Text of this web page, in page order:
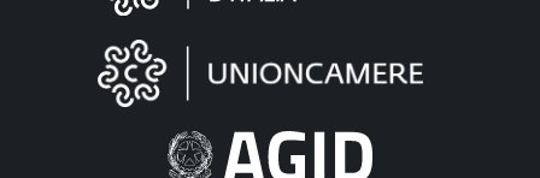
"Fattura
Elettronica"